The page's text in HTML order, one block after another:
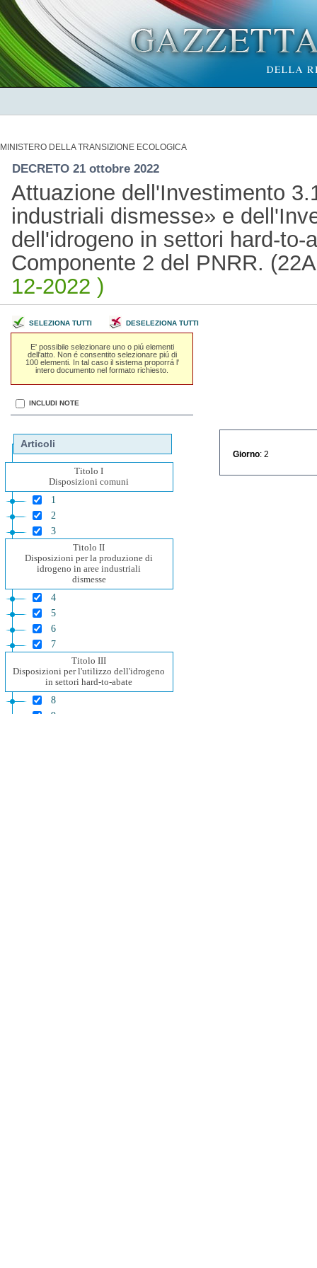
MINISTERO DELLA TRANSIZIONE ECOLOGICA
DECRETO 21 ottobre 2022
Attuazione dell'Investimento
industriali dismesse» e
dell'idrogeno in settori hard-
Componente 2 del PNRR.
12-2022 )
SELEZIONA TUTTI DESELEZIONA TUTTI
E' possibile selezionare uno o piú elementi
dell'atto. Non é consentito selezionare piú di
100 elementi. In tal caso il sistema proporrá l'
intero documento nel formato richiesto.
INCLUDI NOTE
Articoli
Titolo I
Disposizioni comuni
1
2
3
Titolo II
Disposizioni per la produzione di
idrogeno in aree industriali
dismesse
4
5
6
7
Titolo III
Disposizioni per l'utilizzo dell'idrogeno
in settori hard-to-abate
8
9
Giorno : 2